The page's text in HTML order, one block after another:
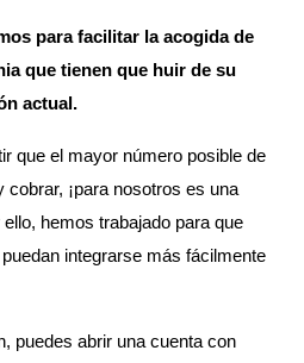
para facilitar la acogida de
que tienen que huir de su
actual.
que el mayor número posible de
cobrar, ¡para nosotros es una
hemos trabajado para que
integrarse más fácilmente
puedes abrir una cuenta con